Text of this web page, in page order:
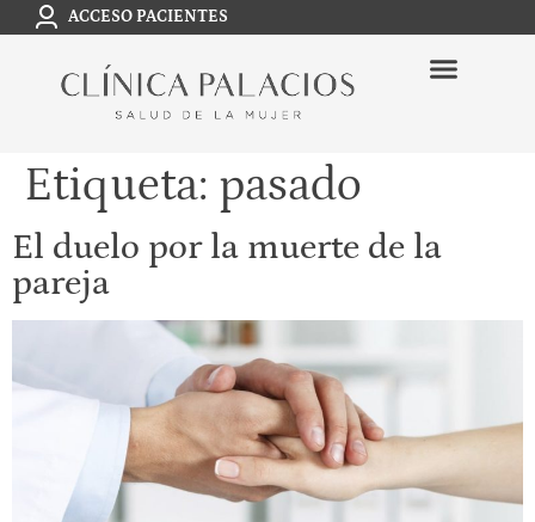
ACCESO PACIENTES
Etiqueta: pasado
El duelo por la muerte de la
pareja